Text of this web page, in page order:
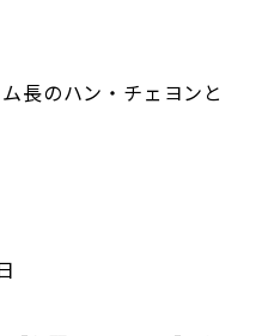
長のハン・チェヨンと